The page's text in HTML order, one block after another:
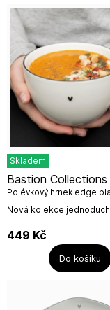
Skladem
Nová kolekce
srdíčkem od holandské
Bastion
udávaný výrobcem:...
Bastion Collections
Polévkový hrnek edge
15x8,5 cm
449 Kč
Do košíku